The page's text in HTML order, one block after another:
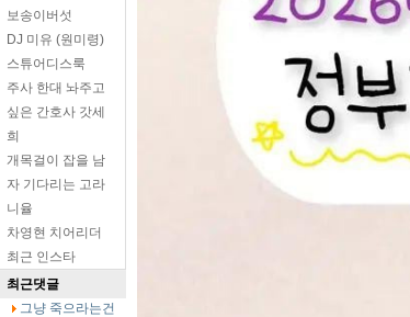
보송이버섯
DJ 미유 (원미령)
스튜어디스룩
주사 한대 놔주고
싶은 간호사 갓세
희
개목걸이 잡을 남
자 기다리는 고라
니율
차영현 치어리더
최근 인스타
최근댓글
그냥 죽으라는건